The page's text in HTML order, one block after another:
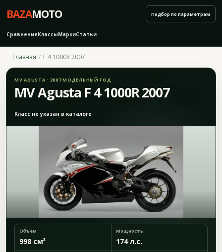
BAZAMOTO
СравнениеКлассыМаркиСтатьи
Подбор по параметрам
Главная F 4 1000R 2007
MV AGUSTA · 2007 МОДЕЛЬНЫЙ ГОД
MV Agusta F 4 1000R 2007
Класс не указан в каталоге
Объём
998 см³
Мощность
174 л.с.